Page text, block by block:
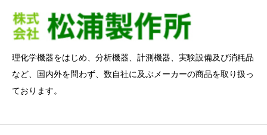
理化学機器をはじめ、分析機器、計測機器、実験設備及び消粍品
など、国内外を問わず、数自社に及ぶメーカーの商品を取り扱っ
ております。